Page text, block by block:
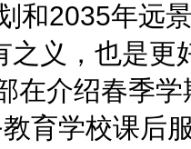
和2035年远
之义，也是
在介绍春季
育学校课后